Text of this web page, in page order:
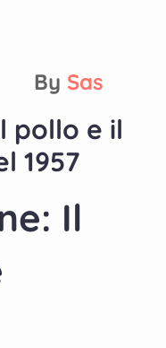
By Sas
pollo e il
1957
Il